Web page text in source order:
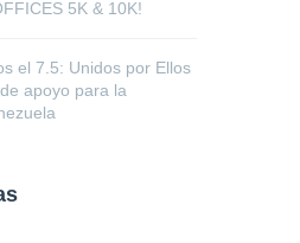
5K & 10K!
el 7.5: Unidos por Ellos
apoyo para la